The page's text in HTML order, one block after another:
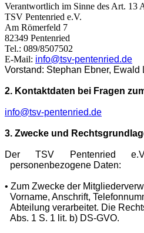
Verantwortlich im Sinne des Art. 13
TSV Pentenried e.V.
Am Römerfeld 7
82349 Pentenried
Tel.: 089/8507502
E-Mail: info@tsv-pentenried.de
Vorstand: Stephan Ebner,
2. Kontaktdaten bei Fragen
info@tsv-pentenried.de
3. Zwecke und
Der TSV Pentenried
personenbezogene Daten:
• Zum Zwecke der
Vorname, Anschrift,
Abteilung verarbeitet. Die
Abs. 1 S. 1 lit. b) DS-GVO.